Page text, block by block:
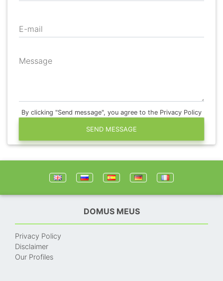
E-mail
Message
By clicking "Send message", you agree to the Privacy Policy
SEND MESSAGE
DOMUS MEUS
Privacy Policy
Disclaimer
Our Profiles